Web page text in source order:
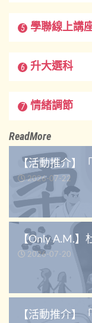
5 學聯線上講
6 升大選科
7 情緒調節
ReadMore
【活動推介】
2026-07-22
【Only A.M.】
2026-07-20
【活動推介】